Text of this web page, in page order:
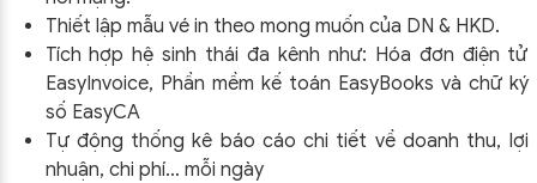
Thiết lập mẫu vé in theo mong muốn của DN & HKD.
Tích hợp hệ sinh thái đa kênh như: Hóa đơn điện tử
EasyInvoice, Phần mềm kế toán EasyBooks và chữ ký
số EasyCA
Tự động thống kê báo cáo chi tiết về doanh thu, lợi
nhuận, chi phí… mỗi ngày